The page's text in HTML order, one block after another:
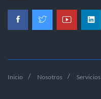
Inicio Nosotros Servicios